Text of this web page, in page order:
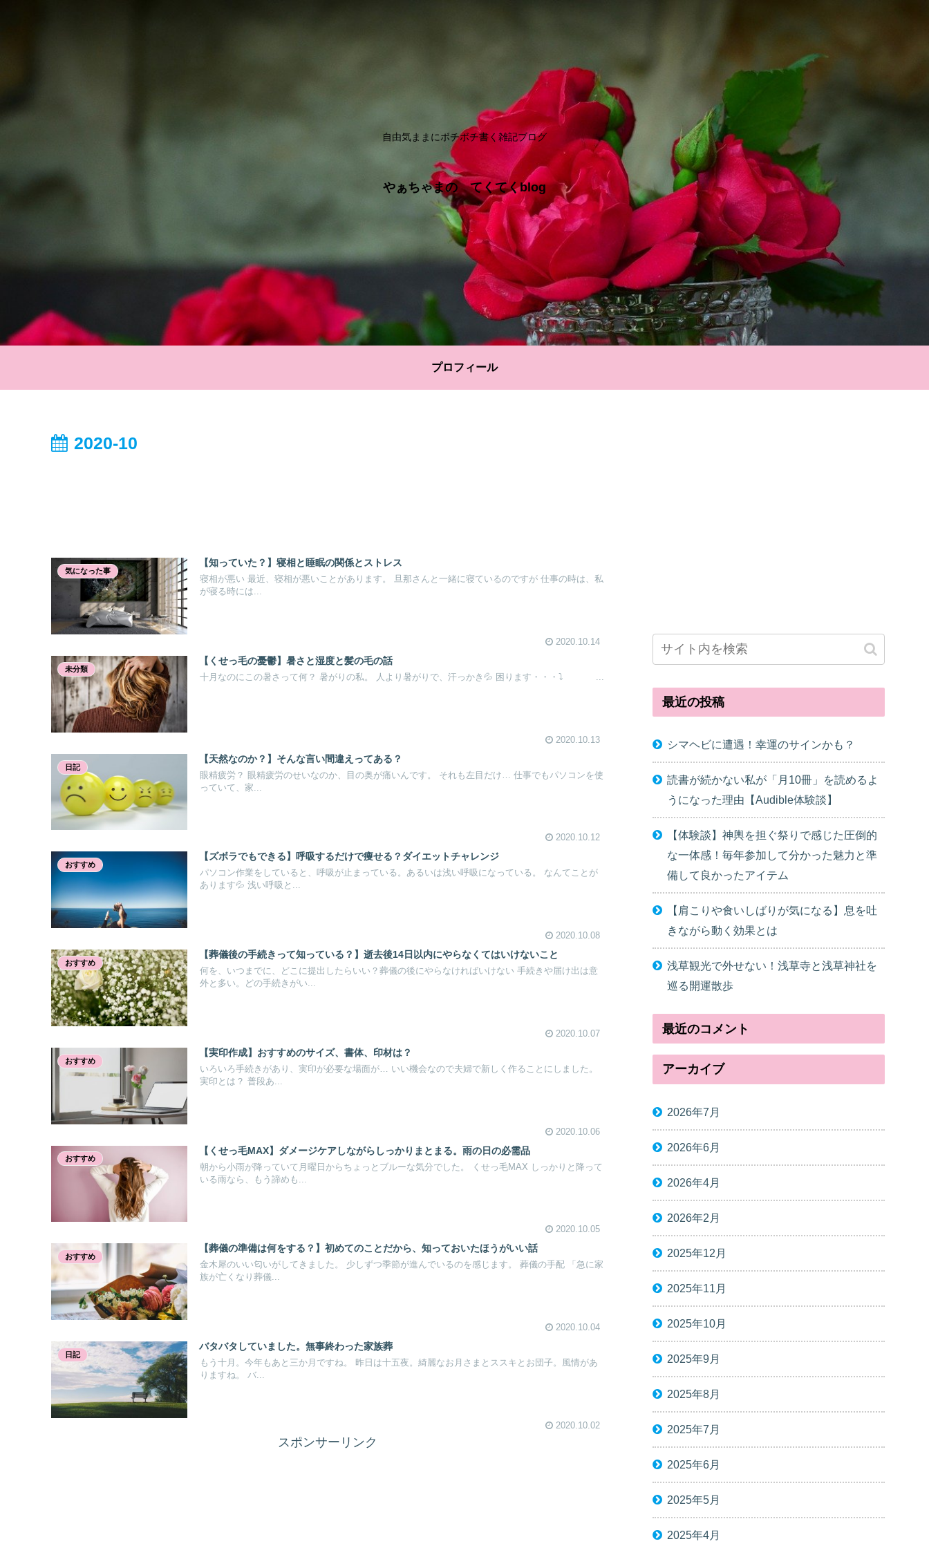
自由気ままにボチボチ書く雑記ブログ
やぁちゃまの てくてくblog
プロフィール
2020-10
気になった事
【知っていた？】寝相と睡眠の関係とストレス
寝相が悪い 最近、寝相が悪いことがあります。 旦那さんと一緒に寝ているのですが 仕事の時は、私
が寝る時には...
2020.10.14
未分類
【くせっ毛の憂鬱】暑さと湿度と髪の毛の話
十月なのにこの暑さって何？ 暑がりの私。 人より暑がりで、汗っかき💦 困ります・・・⤵ ...
2020.10.13
日記
【天然なのか？】そんな言い間違えってある？
眼精疲労？ 眼精疲労のせいなのか、目の奥が痛いんです。 それも左目だけ… 仕事でもパソコンを使
っていて、家...
2020.10.12
おすすめ
【ズボラでもできる】呼吸するだけで痩せる？ダイエットチャレンジ
パソコン作業をしていると、呼吸が止まっている。あるいは浅い呼吸になっている。 なんてことが
あります💦 浅い呼吸と...
2020.10.08
おすすめ
【葬儀後の手続きって知っている？】逝去後14日以内にやらなくてはいけないこと
何を、いつまでに、どこに提出したらいい？葬儀の後にやらなければいけない 手続きや届け出は意
外と多い。どの手続きがい...
2020.10.07
おすすめ
【実印作成】おすすめのサイズ、書体、印材は？
いろいろ手続きがあり、実印が必要な場面が… いい機会なので夫婦で新しく作ることにしました。
実印とは？ 普段あ...
2020.10.06
おすすめ
【くせっ毛MAX】ダメージケアしながらしっかりまとまる。雨の日の必需品
朝から小雨が降っていて月曜日からちょっとブルーな気分でした。 くせっ毛MAX しっかりと降って
いる雨なら、もう諦めも...
2020.10.05
おすすめ
【葬儀の準備は何をする？】初めてのことだから、知っておいたほうがいい話
金木犀のいい匂いがしてきました。 少しずつ季節が進んでいるのを感じます。 葬儀の手配 「急に家
族が亡くなり葬儀...
2020.10.04
日記
バタバタしていました。無事終わった家族葬
もう十月。今年もあと三か月ですね。 昨日は十五夜。綺麗なお月さまとススキとお団子。風情があ
りますね。 バ...
2020.10.02
スポンサーリンク
最近の投稿
シマヘビに遭遇！幸運のサインかも？
読書が続かない私が「月10冊」を読めるよ
うになった理由【Audible体験談】
【体験談】神輿を担ぐ祭りで感じた圧倒的
な一体感！毎年参加して分かった魅力と準
備して良かったアイテム
【肩こりや食いしばりが気になる】息を吐
きながら動く効果とは
浅草観光で外せない！浅草寺と浅草神社を
巡る開運散歩
最近のコメント
アーカイブ
2026年7月
2026年6月
2026年4月
2026年2月
2025年12月
2025年11月
2025年10月
2025年9月
2025年8月
2025年7月
2025年6月
2025年5月
2025年4月